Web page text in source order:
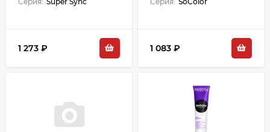
1 273 ₽ 1 083 ₽